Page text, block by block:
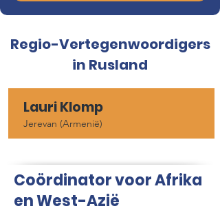
Regio-Vertegenwoordigers
in Rusland
Lauri Klomp
Jerevan (Armenië)
Coördinator voor Afrika
en West-Azië